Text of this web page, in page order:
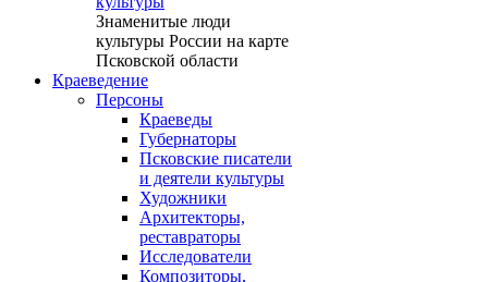
Знаменитые люди
культуры России на карте
Псковской области
Краеведение
Персоны
Краеведы
Губернаторы
Псковские писатели
и деятели культуры
Художники
Архитекторы,
реставраторы
Исследователи
Композиторы,